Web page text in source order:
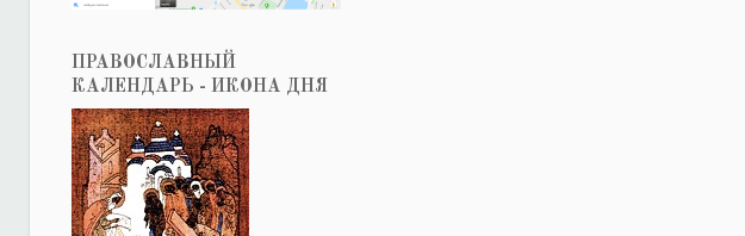
ПРАВОСЛАВНЫЙ
КАЛЕНДАРЬ - ИКОНА ДНЯ